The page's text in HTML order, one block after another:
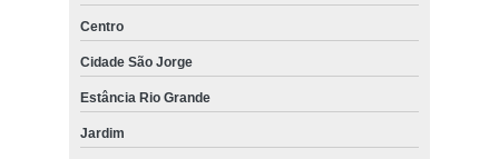
Centro
Cidade São Jorge
Estância Rio Grande
Jardim